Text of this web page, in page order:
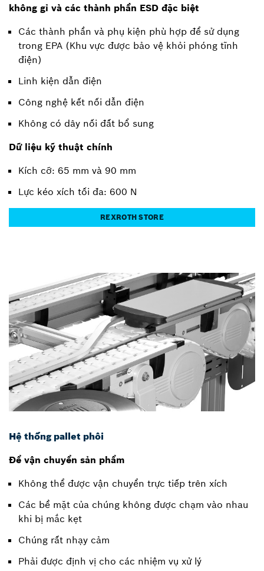
không gỉ và các thành phần ESD đặc biệt
Các thành phần và phụ kiện phù hợp để sử dụng
trong EPA (Khu vực được bảo vệ khỏi phóng tĩnh
điện)
Linh kiện dẫn điện
Công nghệ kết nối dẫn điện
Không có dây nối đất bổ sung
Dữ liệu kỹ thuật chính
Kích cỡ: 65 mm và 90 mm
Lực kéo xích tối đa: 600 N
REXROTH STORE
Hệ thống pallet phôi
Để vận chuyển sản phẩm
Không thể được vận chuyển trực tiếp trên xích
Các bề mặt của chúng không được chạm vào nhau
khi bị mắc kẹt
Chúng rất nhạy cảm
Phải được định vị cho các nhiệm vụ xử lý